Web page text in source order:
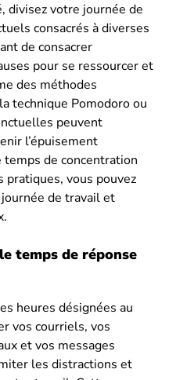
divisez votre journée de
consacrés à diverses
de consacrer
pour se ressourcer et
des méthodes
technique Pomodoro ou
peuvent
l’épuisement
de concentration
pratiques, vous pouvez
de travail et
temps de réponse
heures désignées au
vos courriels, vos
et vos messages
les distractions et